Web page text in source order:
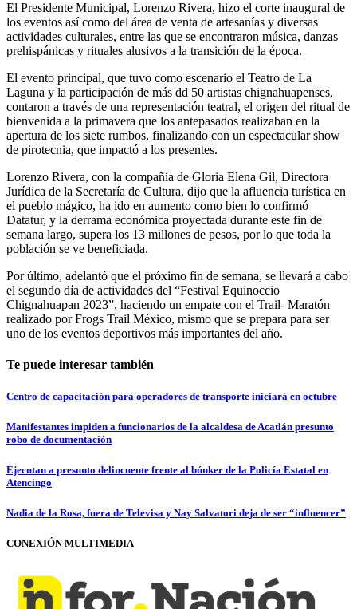
El Presidente Municipal, Lorenzo Rivera, hizo el corte inaugural de
los eventos así como del área de venta de artesanías y diversas
actividades culturales, entre las que se encontraron música, danzas
prehispánicas y rituales alusivos a la transición de la época.
El evento principal, que tuvo como escenario el Teatro de La
Laguna y la participación de más dd 50 artistas chignahuapenses,
contaron a través de una representación teatral, el origen del ritual de
bienvenida a la primavera que los antepasados realizaban en la
apertura de los siete rumbos, finalizando con un espectacular show
de pirotecnia, que impactó a los presentes.
Lorenzo Rivera, con la compañía de Gloria Elena Gil, Directora
Jurídica de la Secretaría de Cultura, dijo que la afluencia turística en
el pueblo mágico, ha ido en aumento como bien lo confirmó
Datatur, y la derrama económica proyectada durante este fin de
semana largo, supera los 13 millones de pesos, por lo que toda la
población se ve beneficiada.
Por último, adelantó que el próximo fin de semana, se llevará a cabo
el segundo día de actividades del “Festival Equinoccio
Chignahuapan 2023”, haciendo un empate con el Trail- Maratón
realizado por Frogs Trail México, mismo que se prepara para ser
uno de los eventos deportivos más importantes del año.
Te puede interesar también
Centro de capacitación para operadores de transporte iniciará en octubre
Manifestantes impiden a funcionarios de la alcaldesa de Acatlán presunto
robo de documentación
Ejecutan a presunto delincuente frente al búnker de la Policía Estatal en
Atencingo
Nadia de la Rosa, fuera de Televisa y Nay Salvatori deja de ser “influencer”
CONEXIÓN MULTIMEDIA